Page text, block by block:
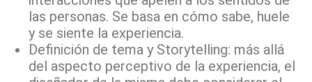
las personas. Se basa en cómo sabe, huele
y se siente la experiencia.
Definición de tema y Storytelling: más allá
del aspecto perceptivo de la experiencia, el